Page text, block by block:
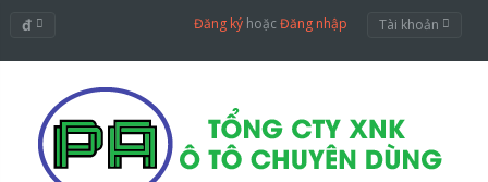
đ Đăng ký hoặcĐăng nhập Tài khoản